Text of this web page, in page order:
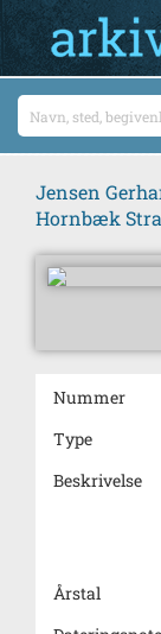
Jensen
Hornbæk
Nummer
Type
Beskrivelse
Årstal